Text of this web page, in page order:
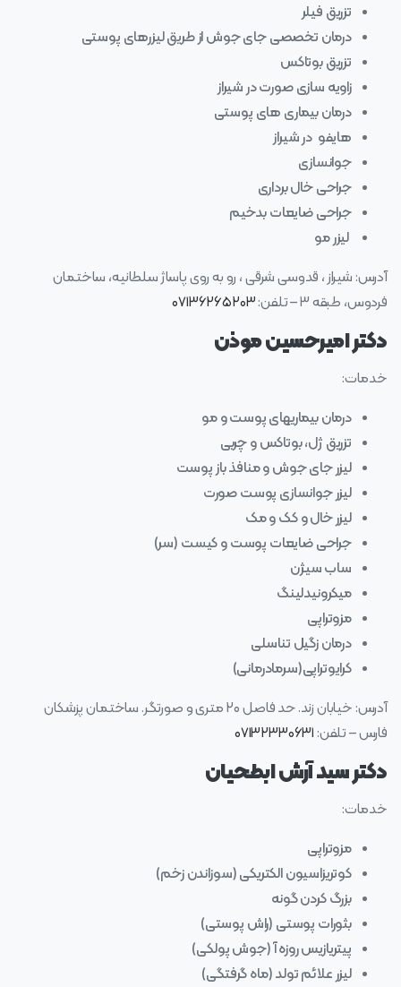
تزریق فیلر
درمان تخصصی جای جوش از طریق لیزرهای پوستی
تزریق بوتاکس
زاویه سازی صورت در شیراز
درمان بیماری های پوستی
هایفو در شیراز
جوانسازی
جراحی خال برداری
جراحی ضایعات بدخیم
لیزر مو
آدرس: شیراز ، قدوسی شرقی ، رو به روی پاساژ سلطانیه، ساختمان
فردوس، طبقه ۳ – تلفن:
۰۷۱۳۶۲۶۵۲۰۳
دکتر امیرحسین موذن
خدمات:
درمان بیماریهای پوست و مو
تزریق ژل، بوتاکس و چربی
لیزر جای جوش و منافذ باز پوست
لیزر جوانسازی پوست صورت
لیزر خال و کک و مک
جراحی ضایعات پوست و کیست (سر)
ساب سیژن
میکرونیدلینگ
مزوتراپی
درمان زگیل تناسلی
کرایوتراپی(سرمادرمانی)
آدرس: خیابان زند. حد فاصل ۲۰ متری و صورتگر. ساختمان پزشکان
فارس – تلفن: ۰۷۱۳۲۳۳۰۶۳۱
دکتر سید آرش ابطحیان
خدمات:
مزوتراپی
کوتریزاسیون الکتریکی (سوزاندن زخم)
بزرگ کردن گونه
بثورات پوستی (راش پوستی)
پیتریازیس روزه آ (جوش پولکی)
لیزر علائم تولد (ماه گرفتگی)